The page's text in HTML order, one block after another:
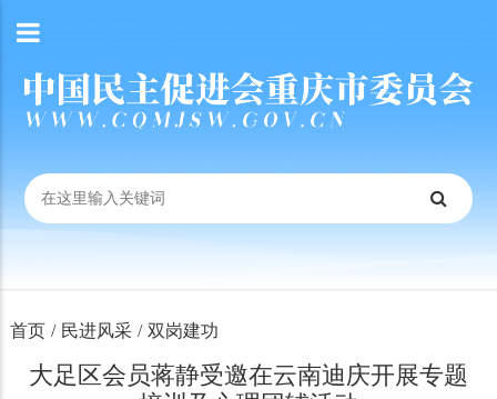
首页 / 民进风采 / 双岗建功
大足区会员蒋静受邀在云南迪庆开展专题